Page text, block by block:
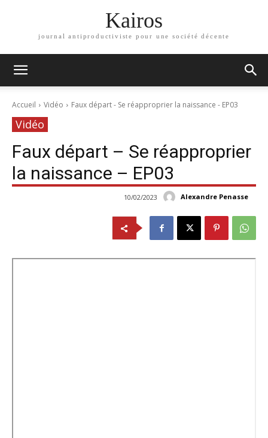
Kairos
journal antiproductiviste pour une société décente
Accueil Vidéo Faux départ - Se réapproprier la naissance - EP03
Vidéo
Faux départ – Se réapproprier
la naissance – EP03
Alexandre Penasse
10/02/2023